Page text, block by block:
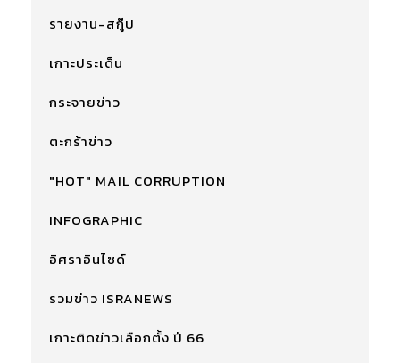
รายงาน-สกู๊ป
เกาะประเด็น
กระจายข่าว
ตะกร้าข่าว
"HOT" MAIL CORRUPTION
INFOGRAPHIC
อิศราอินไซด์
รวมข่าว ISRANEWS
เกาะติดข่าวเลือกตั้ง ปี 66